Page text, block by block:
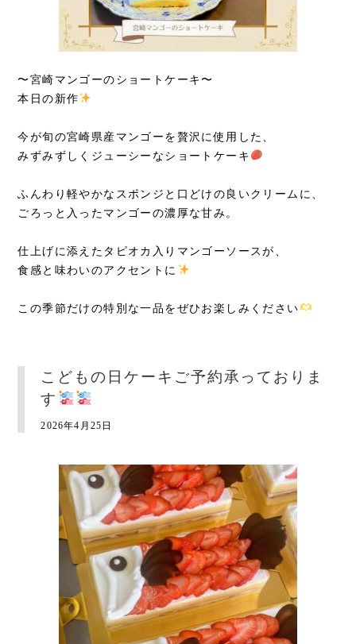
〜宮崎マンゴーのショートケーキ〜
本日の新作
今が旬の宮崎県産マンゴーを贅沢に使用した、
みずみずしくジューシーなショートケーキ
ふんわり軽やかなスポンジと口どけの良いクリームに、
ごろっと入ったマンゴーの濃厚な甘み。
仕上げに添えたタピオカ入りマンゴーソースが、
食感と味わいのアクセントに
この季節だけの特別な一品をぜひお楽しみください
こどもの日ケーキご予約承っておりま
す
2026年4月25日